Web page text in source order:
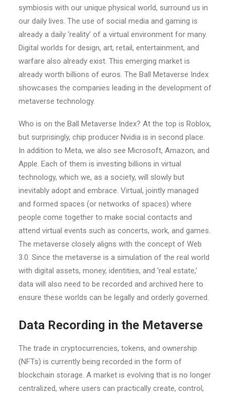
symbiosis with our unique physical world, surround us in
our daily lives. The use of social media and gaming is
already a daily ‘reality’ of a virtual environment for many.
Digital worlds for design, art, retail, entertainment, and
warfare also already exist. This emerging market is
already worth billions of euros. The Ball Metaverse Index
showcases the companies leading in the development of
metaverse technology.
Who is on the Ball Metaverse Index? At the top is Roblox,
but surprisingly, chip producer Nvidia is in second place.
In addition to Meta, we also see Microsoft, Amazon, and
Apple. Each of them is investing billions in virtual
technology, which we, as a society, will slowly but
inevitably adopt and embrace. Virtual, jointly managed
and formed spaces (or networks of spaces) where
people come together to make social contacts and
attend virtual events such as concerts, work, and games.
The metaverse closely aligns with the concept of Web
3.0. Since the metaverse is a simulation of the real world
with digital assets, money, identities, and ‘real estate,’
data will also need to be recorded and archived here to
ensure these worlds can be legally and orderly governed.
Data Recording in the Metaverse
The trade in cryptocurrencies, tokens, and ownership
(NFTs) is currently being recorded in the form of
blockchain storage. A market is evolving that is no longer
centralized, where users can practically create, control,